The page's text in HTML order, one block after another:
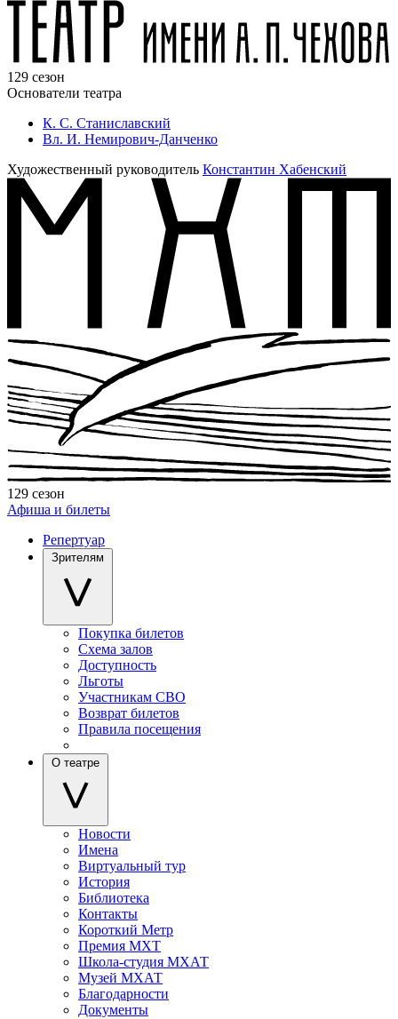
129 сезон
Основатели театра
К. С. Станиславский
Вл. И. Немирович-Данченко
Художественный руководитель Константин Хабенский
129 сезон
Афиша и билеты
Репертуар
Зрителям
Покупка билетов
Схема залов
Доступность
Льготы
Участникам СВО
Возврат билетов
Правила посещения
О театре
Новости
Имена
Виртуальный тур
История
Библиотека
Контакты
Короткий Метр
Премия МХТ
Школа-студия МХАТ
Музей МХАТ
Благодарности
Документы